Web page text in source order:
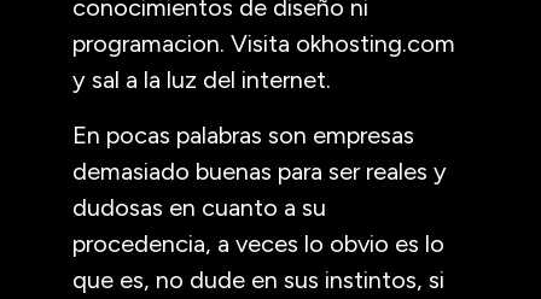
conocimientos de diseño ni
programacion. Visita okhosting.com
y sal a la luz del internet.
En pocas palabras son empresas
demasiado buenas para ser reales y
dudosas en cuanto a su
procedencia, a veces lo obvio es lo
que es, no dude en sus instintos, si